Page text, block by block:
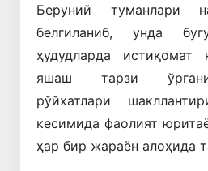
Беруний туманлари
белгиланиб, унда
ҳудудларда истиқомат
яшаш тарзи
рўйхатлари
кесимида фаолият
ҳар бир жараён алоҳида